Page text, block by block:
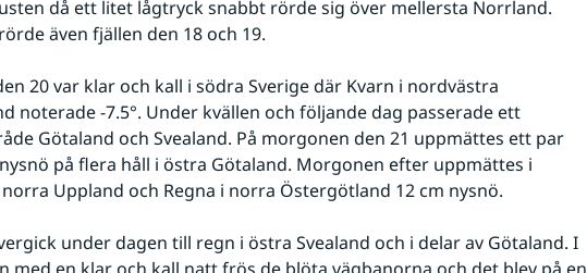
då ett litet lågtryck snabbt rörde sig över mellersta Norrland.
även fjällen den 18 och 19.
noterade -7.5°. Under kvällen och följande dag passerade ett
Götaland och Svealand. På morgonen den 21 uppmättes ett par
på flera håll i östra Götaland. Morgonen efter uppmättes i
Uppland och Regna i norra Östergötland 12 cm nysnö.